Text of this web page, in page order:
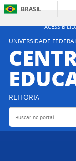
BRASIL
UNIVERSIDADE
REITORIA
Buscar no portal